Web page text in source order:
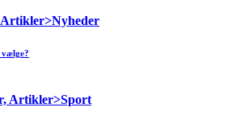
vælge?
Artikler>Sport